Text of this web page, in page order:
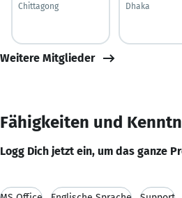
Chittagong
Dhaka
Weitere Mitglieder
Fähigkeiten und
Logg Dich jetzt ein, um das ganze